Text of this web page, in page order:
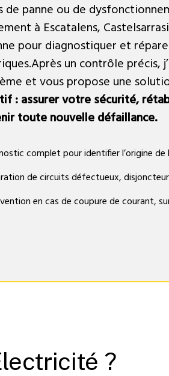
de panne ou de
à Escatalens,
pour diagnostiquer et
un contrôle précis,
et vous propose une
: assurer votre sécurité,
toute nouvelle défaillance.
complet pour identifier l’origine de
de circuits défectueux,
en cas de coupure de courant,
?